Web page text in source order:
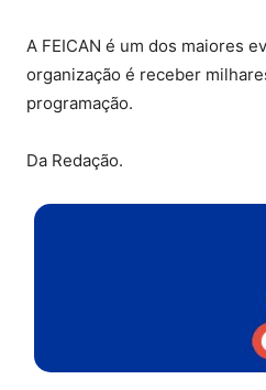
A FEICAN é um dos maiores
organização é receber
programação.
Da Redação.